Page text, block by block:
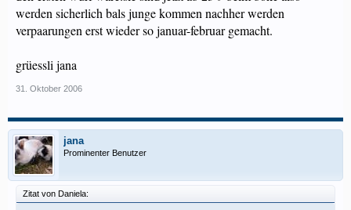
werden sicherlich bals junge kommen nachher werden
verpaarungen erst wieder so januar-februar gemacht.
grüessli jana
31. Oktober 2006
jana
Prominenter Benutzer
Zitat von Daniela: